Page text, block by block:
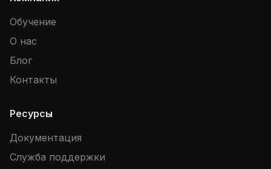
Обучение
О нас
Блог
Контакты
Ресурсы
Документация
Служба поддержки